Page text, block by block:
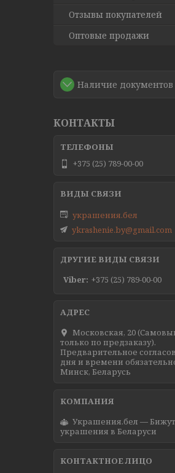
Отзывы покупателей
Оптовые продажи
Наличие документов
КОНТАКТЫ
+375 (25) 789-00-00
украшения.бел
ykrashenie.by@gmail.com
ДРУГИЕ ВИДЫ СВЯЗИ
Viber +375 (25) 789-00-00
Московская, 20
только по предзаказу).
Предварительное
дня и времени
Минск, Беларусь
Украшения.бел —
украшения в Беларуси